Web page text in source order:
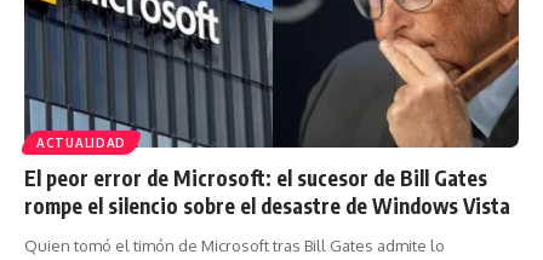
ACTUALIDAD
El peor error de Microsoft: el sucesor de Bill Gates
rompe el silencio sobre el desastre de Windows Vista
Quien tomó el timón de Microsoft tras Bill Gates admite lo